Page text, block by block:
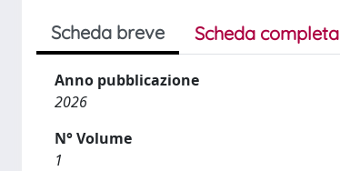
Scheda breve Scheda completa
Anno pubblicazione
2026
N° Volume
1